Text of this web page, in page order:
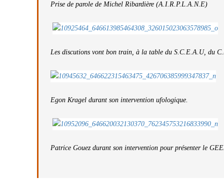
Prise de parole de Michel Ribardière (A.I.R.P.L.A.N.E)
Les discutions vont bon train, à la table du S.C.E.A.U, du
Egon Kragel durant son intervention ufologique.
Patrice Gouez durant son intervention pour présenter le